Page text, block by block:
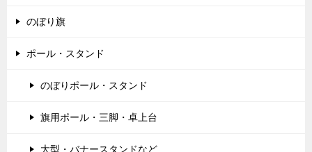
のぼり旗
ポール・スタンド
のぼりポール・スタンド
旗用ポール・三脚・卓上台
大型・バナースタンドなど